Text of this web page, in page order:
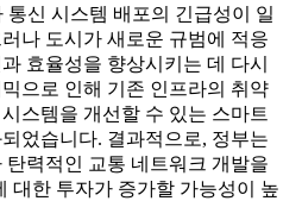
신 시스템 배포의 긴급성이 일
나 도시가 새로운 규범에 적응
효율성을 향상시키는 데 다시
으로 인해 기존 인프라의 취약
스템을 개선할 수 있는 스마트
었습니다. 결과적으로, 정부는
력적인 교통 네트워크 개발을
대한 투자가 증가할 가능성이 높